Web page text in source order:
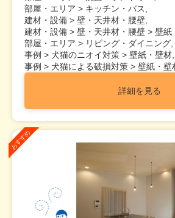
部屋・エリア > キッチン・バス,
建材・設備 > 壁・天井材・腰壁,
建材・設備 > 壁・天井材・腰壁 > 壁紙
部屋・エリア > リビング・ダイニング,
事例 > 犬猫のニオイ対策 > 壁紙・壁材,
事例 > 犬猫による破損対策 > 壁紙・壁
詳細を見る